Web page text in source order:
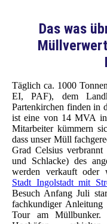
Das was
Täglich ca. 1000
EI, PAF), dem
Partenkirchen finden in
ist eine von 14 MVA
Mitarbeiter kümmern
dass unser Müll
Grad Celsius
und Schlacke) des
werden verkauft oder
Stadt Ingolstadt mit
Besuch Anfang Juli
fachkundiger
Tour am Müllbunker.